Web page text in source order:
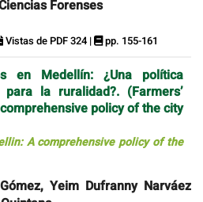
Forenses
Vistas de PDF 324 | pp. 155-161
en Medellín: ¿Una política
la ruralidad?. (Farmers’
policy of the city
A comprehensive policy of the
Yeim Dufranny Narváez